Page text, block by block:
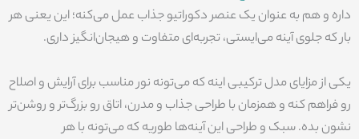
داره و هم به عنوان یک عنصر دکوراتیو جذاب عمل می‌کنه؛ این یعنی هر
بار که جلوی آینه می‌ایستی، تجربه‌ای متفاوت و هیجان‌انگیز داری.
یکی از مزایای مدل ترکیبی اینه که می‌تونه نور مناسب برای آرایش و اصلاح
رو فراهم کنه و همزمان با طراحی جذاب و مدرن، اتاق رو بزرگ‌تر و روشن‌تر
نشون بده. سبک و طراحی این آینه‌ها طوریه که می‌تونه با هر